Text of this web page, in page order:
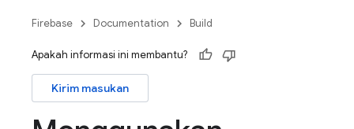
Firebase Documentation Build
Apakah informasi ini membantu?
Kirim masukan